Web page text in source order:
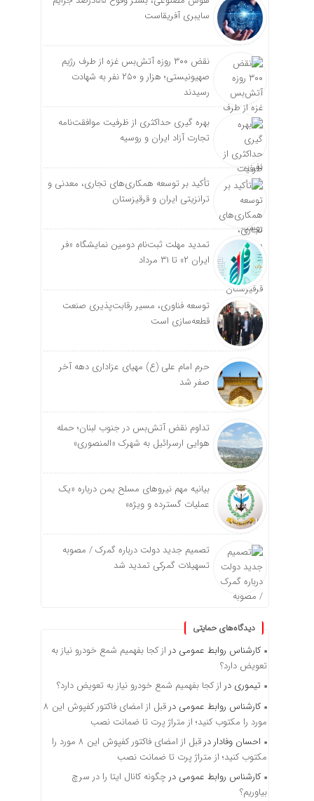
سایبری آفریقاست
نقض ۳۰۰ روزه آتش‌بس غزه از طرف رژیم
صهیونیستی؛ هزار و ۲۵۰ نفر به شهادت
رسیدند
بهره گیری حداکثری از ظرفیت موافقت‌نامه
تجارت آزاد ایران و روسیه
تأکید بر توسعه همکاری‌های تجاری، معدنی و
ترانزیتی ایران و قرقیزستان
تمدید مهلت ثبت‌نام دومین نمایشگاه «فر
ایران ۲» تا ۳۱ مرداد
توسعه فناوری، مسیر رقابت‌پذیری صنعت
قطعه‌سازی است
حرم امام علی (ع) مهیای عزاداری دهه آخر
صفر شد
تداوم نقض آتش‌بس در جنوب لبنان؛ حمله
هوایی ارسرائیل به شهرک «المنصوری»
بیانیه مهم نیروهای مسلح یمن درباره «یک
عملیات گسترده و ویژه»
تصمیم جدید دولت درباره گمرک / مصوبه
تسهیلات گمرکی تمدید شد
دیدگاه‌های حمایتی
کارشناس روابط عمومی دراز کجا بفهمیم شمع خودرو نیاز به
تعویض دارد؟
تیموری دراز کجا بفهمیم شمع خودرو نیاز به تعویض دارد؟
کارشناس روابط عمومی در
قبل از امضای فاکتور کفپوش این ۸
مورد را مکتوب کنید؛ از متراژ پرت تا ضمانت نصب
احسان وفاداردر
قبل از امضای فاکتور کفپوش این ۸ مورد را
مکتوب کنید؛ از متراژ پرت تا ضمانت نصب
کارشناس روابط عمومی درچگونه کانال ایتا را در سرچ
بیاوریم؟